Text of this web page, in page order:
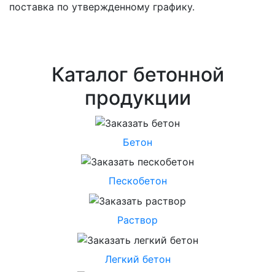
поставка по утвержденному графику.
Каталог бетонной
продукции
Бетон
Пескобетон
Раствор
Легкий бетон